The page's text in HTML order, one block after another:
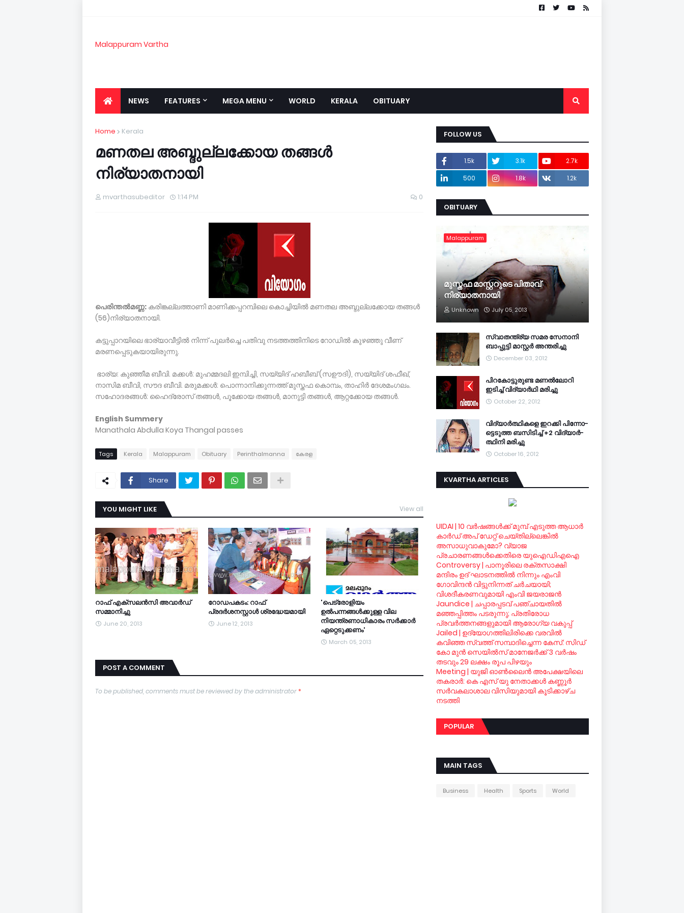
Malappuram Vartha
NEWS FEATURES MEGA MENU WORLD KERALA OBITUARY
Home Kerala
മണതല അബ്ദുല്ലക്കോയ തങ്ങള്‍
നിര്യാതനായി
mvarthasubeditor 1:14 PM 0
പെരിന്തല്‍മണ്ണ: കരിങ്കല്ലത്താണി മാണിക്കപ്പറമ്പിലെ കൊച്ചിയില്‍ മണതല അബ്ദുല്ലക്കോയ തങ്ങള്‍
(56)നിര്യാതനായി.
കട്ടുപ്പാറയിലെ ഭാര്യാവീട്ടില്‍ നിന്ന് പുലര്‍ച്ചെ പതിവു നടത്തത്തിനിടെ റോഡില്‍ കുഴഞ്ഞു വീണ്
മരണപ്പെടുകയായിരുന്നു.
ഭാര്യ: കുഞ്ഞീമ ബീവി. മക്കള്‍: മുഹമ്മദലി ഇമ്പിച്ചി, സയ്യിദ് ഹബീബ് (സഊദി), സയ്യിദ് ശഫീഖ്,
നാസിമ ബീവി, സൗദ ബീവി. മരുമക്കള്‍: പൊന്നാനിക്കുന്നത്ത് മുസ്തഫ കൊമ്പം, താഹിര്‍ ദേശമംഗലം.
സഹോദരങ്ങള്‍: ഹൈദ്രോസ് തങ്ങള്‍, പൂക്കോയ തങ്ങള്‍, മാനുട്ടി തങ്ങള്‍, ആറ്റക്കോയ തങ്ങള്‍.
English Summery
Manathala Abdulla Koya Thangal passes
Tags Kerala Malappuram Obituary Perinthalmanna കേരള
Share
YOU MIGHT LIKE View all
റാഫ് എക്‌സലന്‍സി അവാര്‍ഡ്
സമ്മാനിച്ചു
June 20, 2013
റോഡപകടം: റാഫ്
പ്രദര്‍ശനസ്റ്റാള്‍ ശ്രദ്ധേയമായി
June 12, 2013
'പെട്രോളിയം
ഉല്‍പന്നങ്ങള്‍ക്കുള്ള വില
നിയന്ത്രണാധികാരം സര്‍ക്കാര്‍
ഏറ്റെടുക്കണം'
March 05, 2013
POST A COMMENT
To be published, comments must be reviewed by the administrator*
FOLLOW US
1.5k 3.1k
2.7k
500
1.8k 1.2k
OBITUARY
Malappuram
മുസ്തഫ മാസ്റ്ററുടെ പിതാവ്
നിര്യാതനായി
Unknown July 05, 2013
സ്വാതന്ത്ര്യ സമര സേനാനി
ബാപ്പുട്ടി മാസ്റ്റര്‍ അന്തരിച്ചു
December 03, 2012
പിറകോട്ടുരുണ്ട മണല്‍ലോറി
ഇടിച്ച് വിദ്യാര്‍ഥി മരിച്ചു
October 22, 2012
വി­ദ്യാര്‍­ത്ഥിക­ളെ ഇറ­ക്കി പി­ന്നോ­
ട്ടെ­ടുത്ത ബ­സി­ടി­ച്ച് +2 വി­ദ്യാര്‍­
ത്ഥിനി മ­രി­ച്ചു
October 16, 2012
KVARTHA ARTICLES
UIDAI | 10 വര്‍ഷങ്ങള്‍ക്ക് മുമ്പ് എടുത്ത ആധാര്‍
കാര്‍ഡ് അപ് ഡേറ്റ് ചെയ്തില്ലെങ്കില്‍
അസാധുവാകുമോ? വ്യാജ
പ്രചാരണങ്ങള്‍ക്കെതിരെ യുഐഡിഎഐ
Controversy | പാനൂരിലെ രക്തസാക്ഷി
മന്ദിരം ഉദ് ഘാടനത്തില്‍ നിന്നും എംവി
ഗോവിന്ദന്‍ വിട്ടുനിന്നത് ചര്‍ചയായി;
വിശദീകരണവുമായി എംവി ജയരാജന്‍
Jaundice | ചപ്പാരപ്പടവ് പഞ്ചായതില്‍
മഞ്ഞപ്പിത്തം പടരുന്നു; പ്രതിരോധ
പ്രവര്‍ത്തനങ്ങളുമായി ആരോഗ്യ വകുപ്പ്
Jailed | ഉദ്യോഗത്തിലിരിക്കെ വരവില്‍
കവിഞ്ഞ സ്വത്ത് സമ്പാദിച്ചെന്ന കേസ്: സിഡ്
കോ മുന്‍ സെയില്‍സ് മാനേജര്‍ക്ക് 3 വര്‍ഷം
തടവും 29 ലക്ഷം രൂപ പിഴയും
Meeting | യുജി ഓണ്‍ലൈന്‍ അപേക്ഷയിലെ
തകരാര്‍: കെ എസ് യു നേതാക്കള്‍ കണ്ണൂര്‍
സര്‍വകലാശാല വിസിയുമായി കൂടിക്കാഴ്ച
നടത്തി
POPULAR
MAIN TAGS
Business Health Sports World